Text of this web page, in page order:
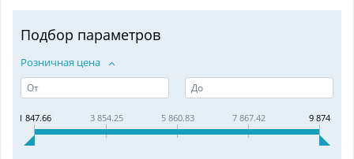
Подбор параметров
Розничная цена
1 847.66 3 854.25 5 860.83 7 867.42 9 874